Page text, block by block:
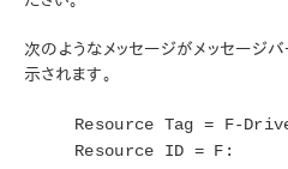
LifeKeeper for Windows に
構成
LifeKeeper for Windows の
ユーザーガイド
次のようなメッセージがメッセージ
示されます。
Resource Tag = F-
Resource ID = F: